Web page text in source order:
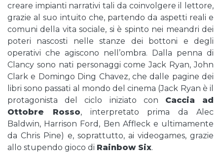
creare impianti narrativi tali da coinvolgere il lettore,
grazie al suo intuito che, partendo da aspetti reali e
comuni della vita sociale, si è spinto nei meandri dei
poteri nascosti nelle stanze dei bottoni e degli
operativi che agiscono nell’ombra. Dalla penna di
Clancy sono nati personaggi come Jack Ryan, John
Clark e Domingo Ding Chavez, che dalle pagine dei
libri sono passati al mondo del cinema (Jack Ryan è il
protagonista del ciclo iniziato con Caccia ad
Ottobre Rosso, interpretato prima da Alec
Baldwin, Harrison Ford, Ben Affleck e ultimamente
da Chris Pine) e, soprattutto, ai videogames, grazie
allo stupendo gioco di Rainbow Six.